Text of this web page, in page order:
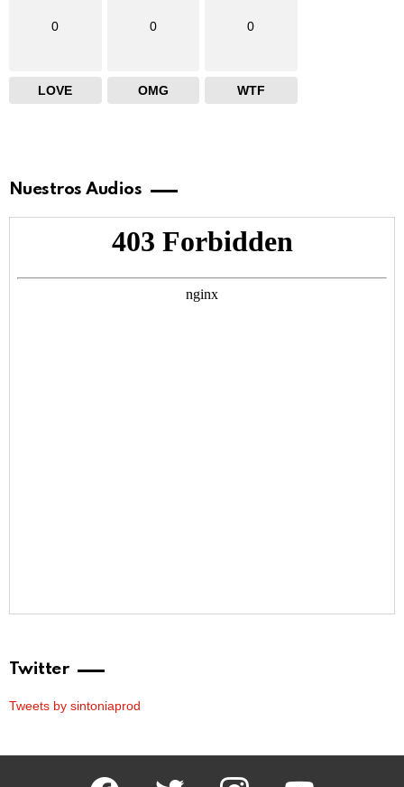
0
LOVE
0
OMG
0
WTF
Nuestros Audios
Twitter
Tweets by sintoniaprod
facebook twitter instagram youtube